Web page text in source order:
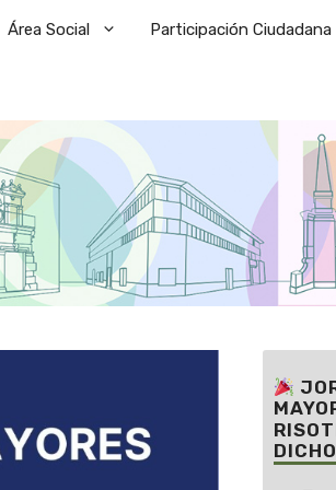
Área Social Participación Ciudadana